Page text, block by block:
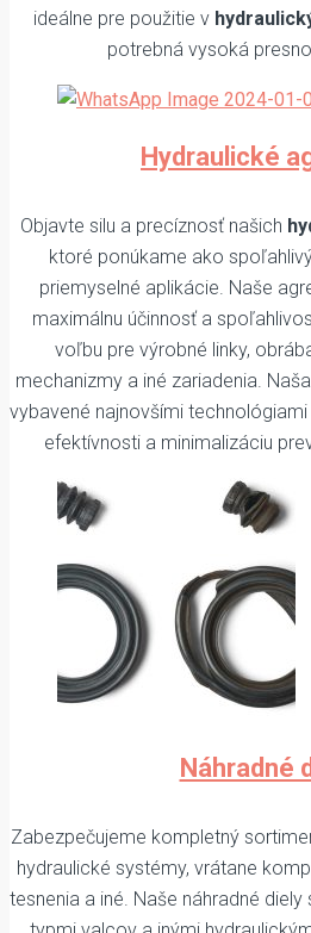
ideálne pre použitie v
potrebná vysoká
Hydraulické
Objavte silu a precíznosť našich
ktoré ponúkame ako
priemyselné aplikácie. Naše
maximálnu účinnosť a
voľbu pre výrobné linky,
mechanizmy a iné zariadenia.
vybavené najnovšími
efektívnosti a minimalizáciu
Náhradné
Zabezpečujeme kompletný
hydraulické systémy, vrátane
tesnenia a iné. Naše náhradné